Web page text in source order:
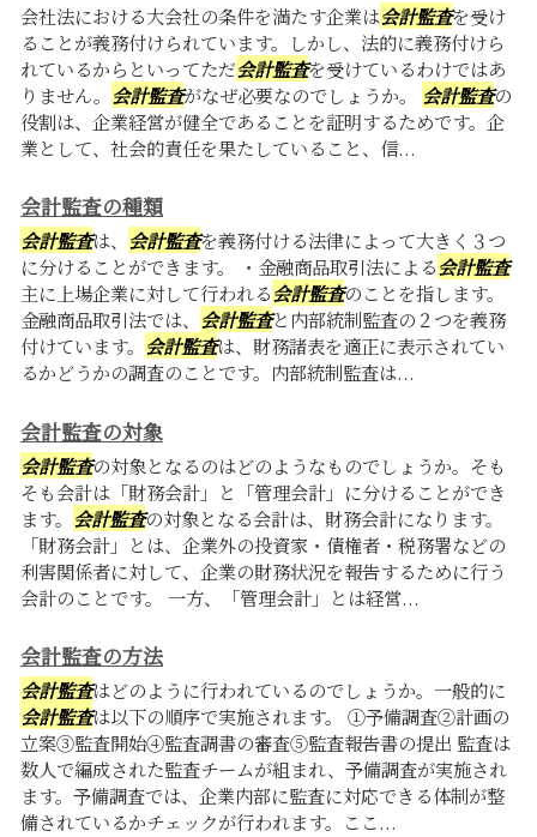
会社法における大会社の条件を満たす企業は会計監査を受け
ることが義務付けられています。しかし、法的に義務付けら
れているからといってただ会計監査を受けているわけではあ
りません。 会計監査がなぜ必要なのでしょうか。 会計監査の
役割は、企業経営が健全であることを証明するためです。企
業として、社会的責任を果たしていること、信...
会計監査の種類
会計監査は、 会計監査を義務付ける法律によって大きく３つ
に分けることができます。 ・金融商品取引法による会計監査
主に上場企業に対して行われる会計監査のことを指します。
金融商品取引法では、 会計監査と内部統制監査の２つを義務
付けています。 会計監査は、財務諸表を適正に表示されてい
るかどうかの調査のことです。内部統制監査は...
会計監査の対象
会計監査の対象となるのはどのようなものでしょうか。そも
そも会計は「財務会計」と「管理会計」に分けることができ
ます。 会計監査の対象となる会計は、財務会計になります。
「財務会計」とは、企業外の投資家・債権者・税務署などの
利害関係者に対して、企業の財務状況を報告するために行う
会計のことです。 一方、「管理会計」とは経営...
会計監査の方法
会計監査はどのように行われているのでしょうか。一般的に
会計監査は以下の順序で実施されます。 ①予備調査②計画の
立案③監査開始④監査調書の審査⑤監査報告書の提出 監査は
数人で編成された監査チームが組まれ、予備調査が実施され
ます。予備調査では、企業内部に監査に対応できる体制が整
備されているかチェックが行われます。ここ...